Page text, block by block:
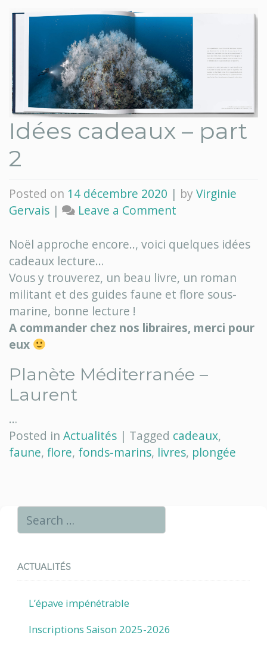
Idées cadeaux – part
2
Posted on 14 décembre 2020 | byVirginie
Gervais | Leave a Comment
cadeaux
part
2
Noël approche encore.., voici quelques idées
cadeaux lecture…
Vous y trouverez, un beau livre, un roman
militant et des guides faune et flore sous-
marine, bonne lecture !
A commander chez nos libraires, merci pour
eux
Planète Méditerranée –
Laurent
…
Posted in Actualités | Tagged cadeaux,
faune, flore, fonds-marins, livres, plongée
ACTUALITÉS
L’épave impénétrable
Inscriptions Saison 2025-2026